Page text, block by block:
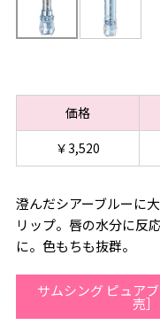
価格
￥3,520
澄んだシアーブルーに
リップ。唇の水分に反
に。色もちも抜群。
サムシング ピュア
売